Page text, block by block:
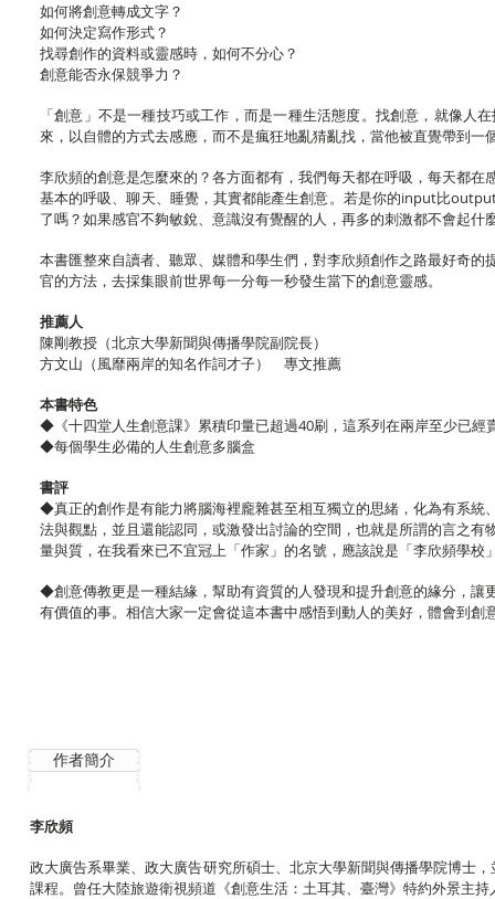
如何將創意轉成文字？
如何決定寫作形式？
找尋創作的資料或靈感時，如何不分心？
創意能否永保競爭力？
「創意」不是一種技巧或工作，而是一種生活態度。找創意，就像
來，以自體的方式去感應，而不是瘋狂地亂猜亂找，當他被直覺帶到一
李欣頻的創意是怎麼來的？各方面都有，我們每天都在呼吸，每天都
基本的呼吸、聊天、睡覺，其實都能產生創意。若是你的input比
了嗎？如果感官不夠敏銳、意識沒有覺醒的人，再多的刺激都不會起什
本書匯整來自讀者、聽眾、媒體和學生們，對李欣頻創作之路最好奇
官的方法，去採集眼前世界每一分每一秒發生當下的創意靈感。
推薦人
陳剛教授（北京大學新聞與傳播學院副院長）
方文山（風靡兩岸的知名作詞才子） 專文推薦
本書特色
◆《十四堂人生創意課》累積印量已超過40刷，這系列在兩岸至少已經
◆每個學生必備的人生創意多腦盒
書評
◆真正的創作是有能力將腦海裡龐雜甚至相互獨立的思緒，化為有系
法與觀點，並且還能認同，或激發出討論的空間，也就是所謂的言之
量與質，在我看來已不宜冠上「作家」的名號，應該說是「李欣頻學校
◆創意傳教更是一種結緣，幫助有資質的人發現和提升創意的緣分，
有價值的事。相信大家一定會從這本書中感悟到動人的美好，體會到
作者簡介
李欣頻
政大廣告系畢業、政大廣告研究所碩士、北京大學新聞與傳播學院博士
課程。曾任大陸旅遊衛視頻道《創意生活：土耳其、臺灣》特約外景主持